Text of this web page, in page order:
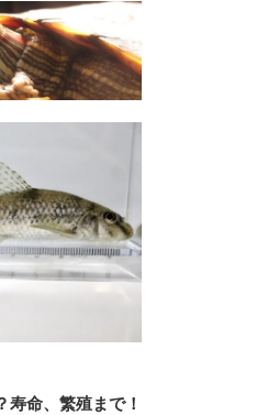
寿命、繁殖まで！